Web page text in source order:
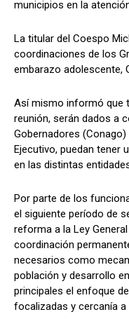
municipios en la
La titular del Coespo
coordinaciones de los
embarazo adolescente,
Así mismo informó que
reunión, serán dados a
Gobernadores
Ejecutivo, puedan tener
en las distintas
Por parte de los
el siguiente período de
reforma a la Ley
coordinación
necesarios como
población y desarrollo
principales el enfoque
focalizadas y cercanía